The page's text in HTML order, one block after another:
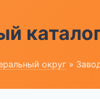
округ »